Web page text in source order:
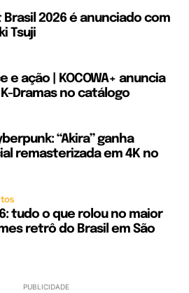
2026 é anunciado com
Tsuji
e ação | KOCOWA+ anuncia
Dramas no catálogo
“Akira” ganha
remasterizada em 4K no
tudo o que rolou no maior
retrô do Brasil em São
PUBLICIDADE